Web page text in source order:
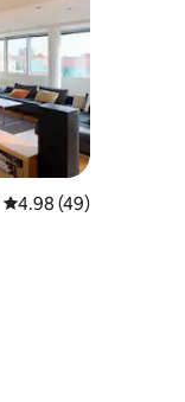
平均评分 4.98 分（满
4.98 (49)